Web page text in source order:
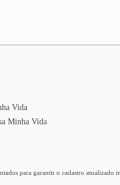
Vida
Minha Vida
para garantir o cadastro atualizado